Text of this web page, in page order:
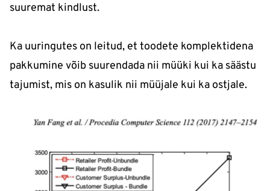
suuremat kindlust.
Ka uuringutes on leitud, et toodete komplektidena
pakkumine võib suurendada nii müüki kui ka säästu
tajumist, mis on kasulik nii müüjale kui ka ostjale.